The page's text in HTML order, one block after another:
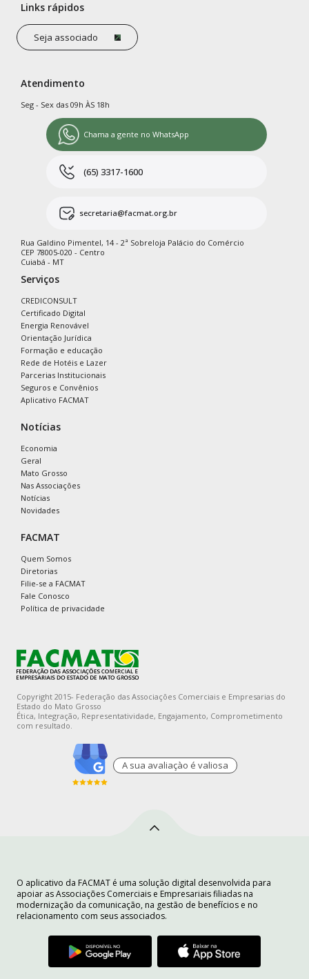
Links rápidos
Seja associado
Atendimento
Seg - Sex das 09h ÀS 18h
Chama a gente no WhatsApp
(65) 3317-1600
secretaria@facmat.org.br
Rua Galdino Pimentel, 14 - 2ª Sobreloja Palácio do Comércio
CEP 78005-020 - Centro
Cuiabá - MT
Serviços
CREDICONSULT
Certificado Digital
Energia Renovável
Orientação Jurídica
Formação e educação
Rede de Hotéis e Lazer
Parcerias Institucionais
Seguros e Convênios
Aplicativo FACMAT
Notícias
Economia
Geral
Mato Grosso
Nas Associações
Notícias
Novidades
FACMAT
Quem Somos
Diretorias
Filie-se a FACMAT
Fale Conosco
Política de privacidade
Copyright 2015- Federação das Associações Comerciais e Empresarias do
Estado do Mato Grosso
Ética, Integração, Representatividade, Engajamento, Comprometimento
com resultado.
A sua avaliaçào é valiosa
O aplicativo da FACMAT é uma solução digital desenvolvida para
apoiar as Associações Comerciais e Empresariais filiadas na
modernização da comunicação, na gestão de benefícios e no
relacionamento com seus associados.